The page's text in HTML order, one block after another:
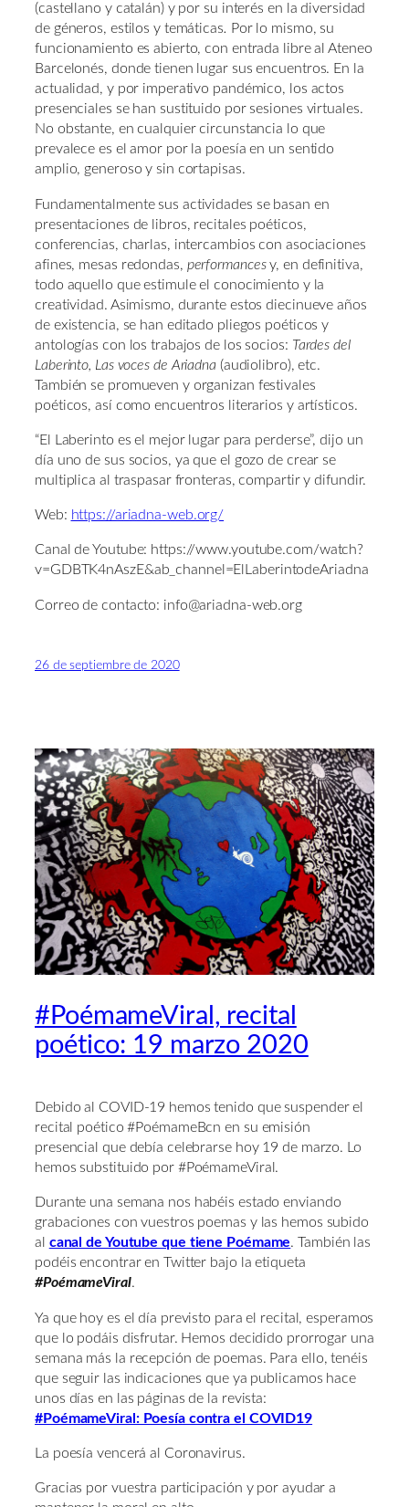
(castellano y catalán) y por su interés en la diversidad
de géneros, estilos y temáticas. Por lo mismo, su
funcionamiento es abierto, con entrada libre al Ateneo
Barcelonés, donde tienen lugar sus encuentros. En la
actualidad, y por imperativo pandémico, los actos
presenciales se han sustituido por sesiones virtuales.
No obstante, en cualquier circunstancia lo que
prevalece es el amor por la poesía en un sentido
amplio, generoso y sin cortapisas.
Fundamentalmente sus actividades se basan en
presentaciones de libros, recitales poéticos,
conferencias, charlas, intercambios con asociaciones
afines, mesas redondas, performancesy, en definitiva,
todo aquello que estimule el conocimiento y la
creatividad. Asimismo, durante estos diecinueve años
de existencia, se han editado pliegos poéticos y
antologías con los trabajos de los socios: Tardes del
Laberinto, Las voces de Ariadna (audiolibro), etc.
También se promueven y organizan festivales
poéticos, así como encuentros literarios y artísticos.
“El Laberinto es el mejor lugar para perderse”, dijo un
día uno de sus socios, ya que el gozo de crear se
multiplica al traspasar fronteras, compartir y difundir.
Web: https://ariadna-web.org/
Canal de Youtube: https://www.youtube.com/watch?
v=GDBTK4nAszE&ab_channel=ElLaberintodeAriadna
Correo de contacto: info@ariadna-web.org
26 de septiembre de 2020
#PoémameViral, recital
poético: 19 marzo 2020
Debido al COVID-19 hemos tenido que suspender el
recital poético #PoémameBcn en su emisión
presencial que debía celebrarse hoy 19 de marzo. Lo
hemos substituido por #PoémameViral.
Durante una semana nos habéis estado enviando
grabaciones con vuestros poemas y las hemos subido
al canal de Youtube que tiene Poémame. También las
podéis encontrar en Twitter bajo la etiqueta
#PoémameViral.
Ya que hoy es el día previsto para el recital, esperamos
que lo podáis disfrutar. Hemos decidido prorrogar una
semana más la recepción de poemas. Para ello, tenéis
que seguir las indicaciones que ya publicamos hace
unos días en las páginas de la revista:
#PoémameViral: Poesía contra el COVID19
La poesía vencerá al Coronavirus.
Gracias por vuestra participación y por ayudar a